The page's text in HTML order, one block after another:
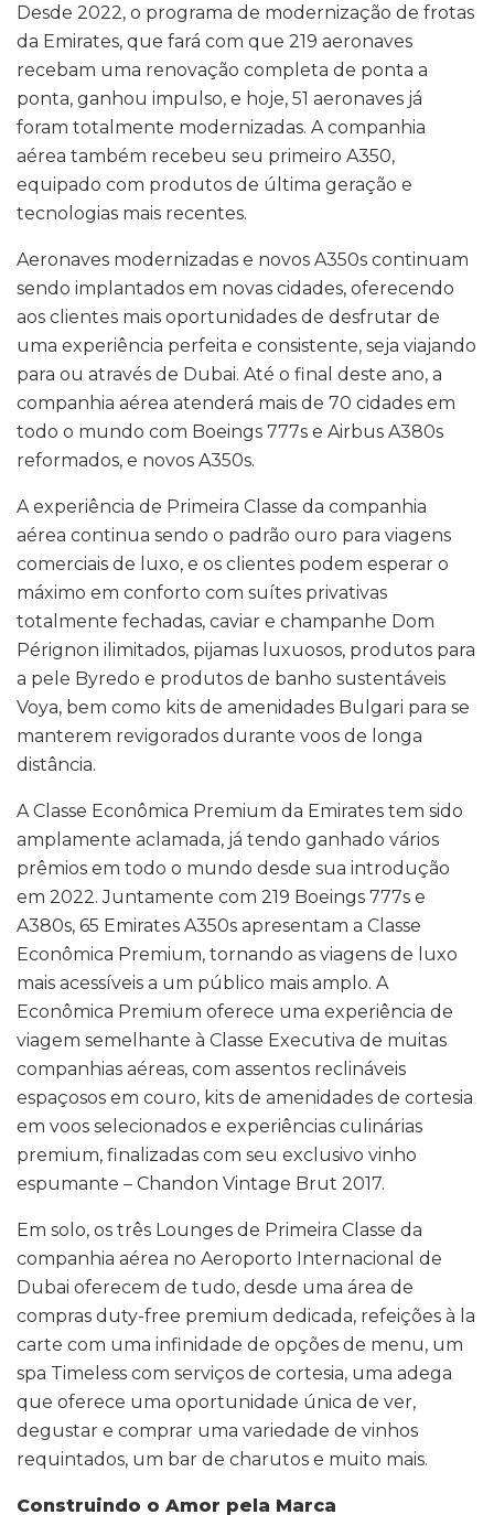
Desde 2022, o programa de modernização de frotas
da Emirates, que fará com que 219 aeronaves
recebam uma renovação completa de ponta a
ponta, ganhou impulso, e hoje, 51 aeronaves já
foram totalmente modernizadas. A companhia
aérea também recebeu seu primeiro A350,
equipado com produtos de última geração e
tecnologias mais recentes.
Aeronaves modernizadas e novos A350s continuam
sendo implantados em novas cidades, oferecendo
aos clientes mais oportunidades de desfrutar de
uma experiência perfeita e consistente, seja viajando
para ou através de Dubai. Até o final deste ano, a
companhia aérea atenderá mais de 70 cidades em
todo o mundo com Boeings 777s e Airbus A380s
reformados, e novos A350s.
A experiência de Primeira Classe da companhia
aérea continua sendo o padrão ouro para viagens
comerciais de luxo, e os clientes podem esperar o
máximo em conforto com suítes privativas
totalmente fechadas, caviar e champanhe Dom
Pérignon ilimitados, pijamas luxuosos, produtos para
a pele Byredo e produtos de banho sustentáveis
Voya, bem como kits de amenidades Bulgari para se
manterem revigorados durante voos de longa
distância.
A Classe Econômica Premium da Emirates tem sido
amplamente aclamada, já tendo ganhado vários
prêmios em todo o mundo desde sua introdução
em 2022. Juntamente com 219 Boeings 777s e
A380s, 65 Emirates A350s apresentam a Classe
Econômica Premium, tornando as viagens de luxo
mais acessíveis a um público mais amplo. A
Econômica Premium oferece uma experiência de
viagem semelhante à Classe Executiva de muitas
companhias aéreas, com assentos reclináveis
espaçosos em couro, kits de amenidades de cortesia
em voos selecionados e experiências culinárias
premium, finalizadas com seu exclusivo vinho
espumante – Chandon Vintage Brut 2017.
Em solo, os três Lounges de Primeira Classe da
companhia aérea no Aeroporto Internacional de
Dubai oferecem de tudo, desde uma área de
compras duty-free premium dedicada, refeições à la
carte com uma infinidade de opções de menu, um
spa Timeless com serviços de cortesia, uma adega
que oferece uma oportunidade única de ver,
degustar e comprar uma variedade de vinhos
requintados, um bar de charutos e muito mais.
Construindo o Amor pela Marca